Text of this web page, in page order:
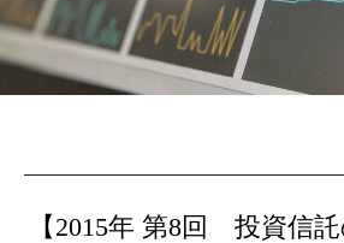
【2015年 第8回 投資信